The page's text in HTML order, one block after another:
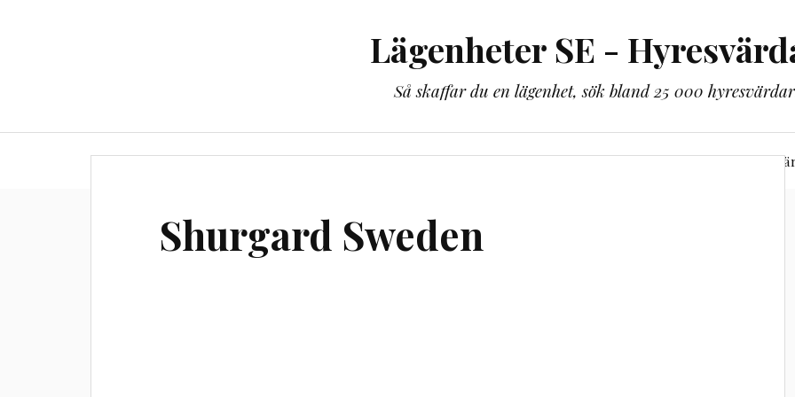
Lägenheter SE -
Så skaffar du en lägenhet, sök bland 25 000
Tillbaka till lägenheter.se Bli guldmedlem Alla
Shurgard Sweden